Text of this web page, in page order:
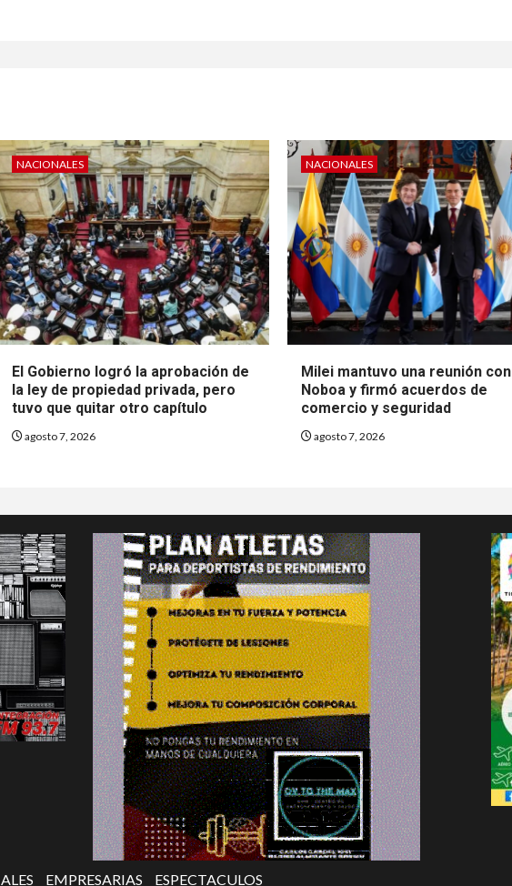
NACIONALES
El Gobierno logró la aprobación de
la ley de propiedad privada, pero
tuvo que quitar otro capítulo
agosto 7, 2026
NACIONALES
Milei mantuvo una reunión con
Noboa y firmó acuerdos de
comercio y seguridad
agosto 7, 2026
EMPRESARIAS ESPECTACULOS